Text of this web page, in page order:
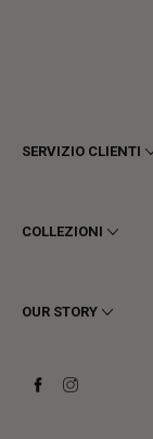
SERVIZIO CLIENTI
Privacy
Contattaci
COLLEZIONI
Donna
Sneakers
OUR STORY
Heritage